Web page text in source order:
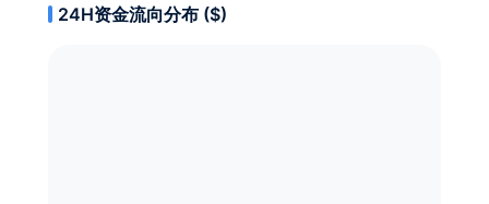
24H资金流向分布 ($)